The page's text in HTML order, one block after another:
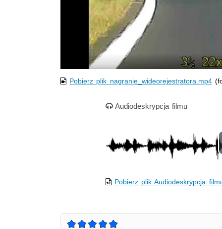
Pobierz plik nagranie_wideorejestratora.mp4
Nagranie audio
Audiodeskrypcja filmu
Pobierz plik Audiodeskrypcja